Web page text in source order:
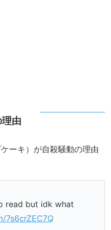
由
ーキ）が自殺騒動の理由
read but idk what
7s6crZEC7Q